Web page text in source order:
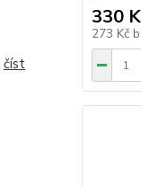
číst
330
273 Kč